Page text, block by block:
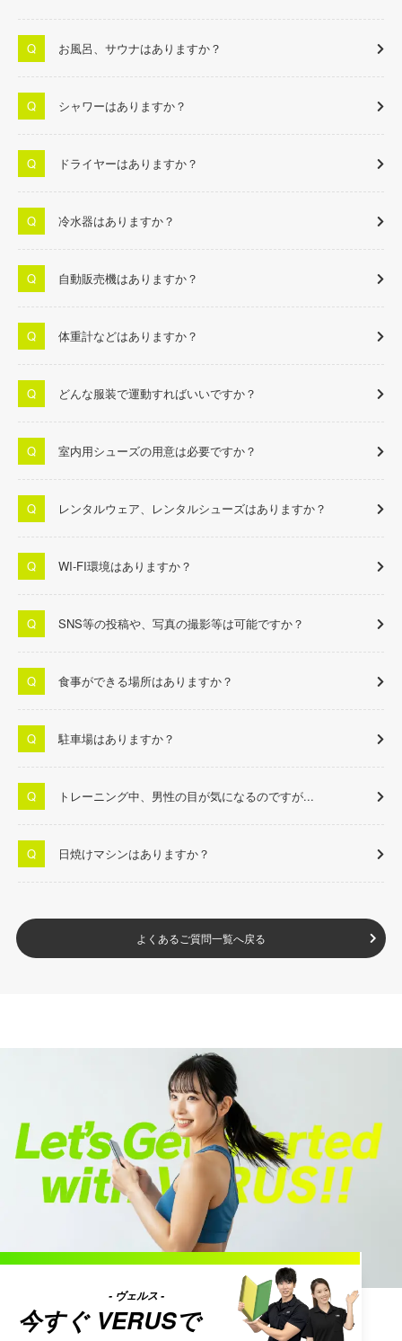
お風呂、サウナはありますか？
シャワーはありますか？
ドライヤーはありますか？
冷水器はありますか？
自動販売機はありますか？
体重計などはありますか？
どんな服装で運動すればいいですか？
室内用シューズの用意は必要ですか？
レンタルウェア、レンタルシューズはありますか？
WI-FI環境はありますか？
SNS等の投稿や、写真の撮影等は可能ですか？
食事ができる場所はありますか？
駐車場はありますか？
トレーニング中、男性の目が気になるのですが...
日焼けマシンはありますか？
よくあるご質問一覧へ戻る
今すぐ VERUS
- ヴェルス -
で